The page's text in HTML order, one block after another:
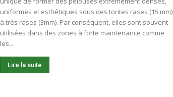
uniformes et esthétiques sous des tontes rases (15 mm)
à très rases (3mm). Par conséquent, elles sont souvent
utilisées dans des zones à forte maintenance comme
les...
Lire la suite